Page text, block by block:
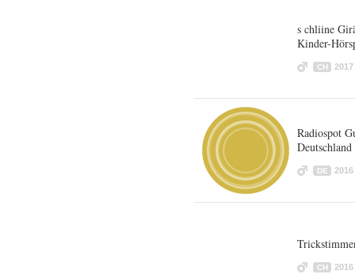
s chliine
Kinder-
CH 2017
Radiospot
Deutschland
DE 2016
CH 2016